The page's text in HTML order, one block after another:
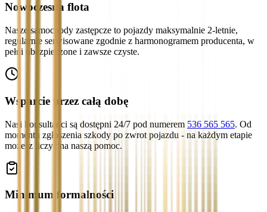
Nowoczesna flota
Nasze samochody zastępcze to pojazdy maksymalnie 2-letnie,
regularnie serwisowane zgodnie z harmonogramem producenta, w
pełni ubezpieczone i zawsze czyste.
Wsparcie przez całą dobę
Nasi konsultanci są dostępni 24/7 pod numerem 536 565 565. Od
momentu zgłoszenia szkody po zwrot pojazdu - na każdym etapie
możesz liczyć na naszą pomoc.
Minimum formalności